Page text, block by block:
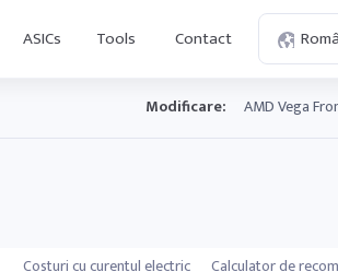
ASICs Tools Contact
Modificare:
Costuri cu curentul electric
Calculator de